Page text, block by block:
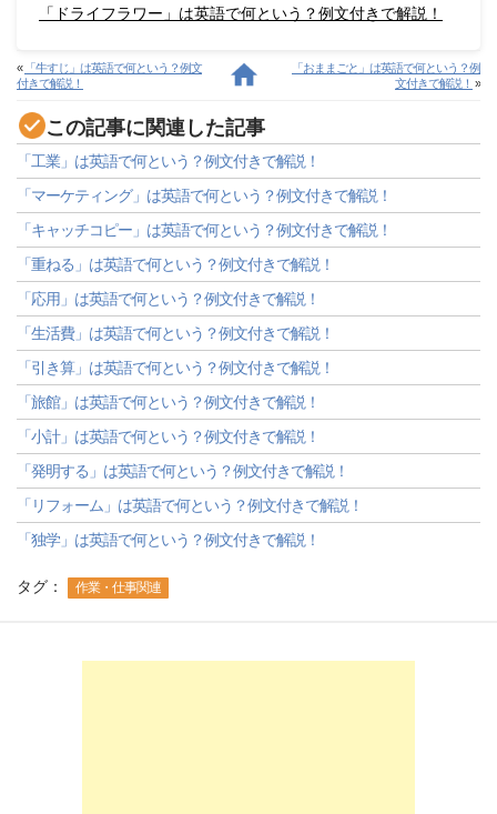
「ドライフラワー」は英語で何という？例文付きで解説！
« 「牛すじ」は英語で何という？例文
付きで解説！
「おままごと」は英語で何という？例
文付きで解説！ »
この記事に関連した記事
「工業」は英語で何という？例文付きで解説！
「マーケティング」は英語で何という？例文付きで解説！
「キャッチコピー」は英語で何という？例文付きで解説！
「重ねる」は英語で何という？例文付きで解説！
「応用」は英語で何という？例文付きで解説！
「生活費」は英語で何という？例文付きで解説！
「引き算」は英語で何という？例文付きで解説！
「旅館」は英語で何という？例文付きで解説！
「小計」は英語で何という？例文付きで解説！
「発明する」は英語で何という？例文付きで解説！
「リフォーム」は英語で何という？例文付きで解説！
「独学」は英語で何という？例文付きで解説！
タグ： 作業・仕事関連